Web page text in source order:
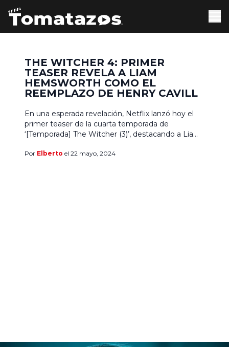
THE WITCHER 4: PRIMER
TEASER REVELA A LIAM
HEMSWORTH COMO EL
REEMPLAZO DE HENRY CAVILL
En una esperada revelación, Netflix lanzó hoy el
primer teaser de la cuarta temporada de
‘[Temporada] The Witcher (3)’, destacando a Liam
reemplazando a Henry Cavill. El cambio ha sido
Por Elberto el 22 mayo, 2024